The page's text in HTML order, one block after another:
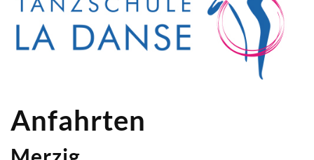
Anfahrten